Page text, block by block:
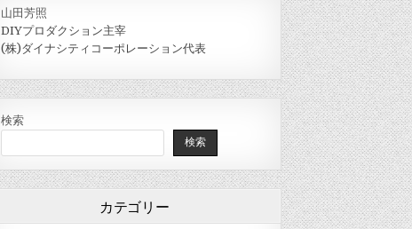
山田芳照
DIYプロダクション主宰
(株)ダイナシティコーポレーション代表
検索
検索
カテゴリー